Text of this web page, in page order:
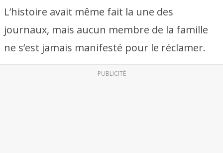
L’histoire avait même fait la une des
journaux, mais aucun membre de la famille
ne s’est jamais manifesté pour le réclamer.
PUBLICITÉ